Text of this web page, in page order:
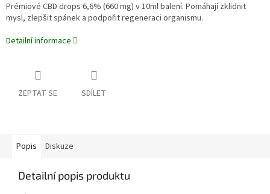
Prémiové CBD drops 6,6% (660 mg) v 10ml balení. Pomáhají zklidnit
mysl, zlepšit spánek a podpořit regeneraci organismu.
Detailní informace
ZEPTAT SE SDÍLET
Popis Diskuze
Detailní popis produktu